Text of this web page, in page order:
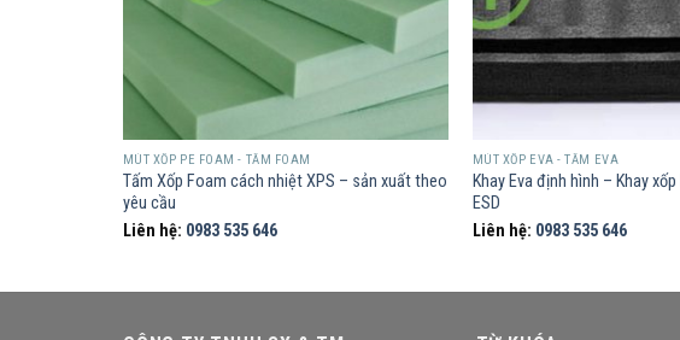
MÚT XỐP PE FOAM - TẤM FOAM
Tấm Xốp Foam cách nhiệt XPS – sản xuất theo
yêu cầu
Liên hệ: 0983 535 646
MÚT XỐP EVA - TẤM EVA
Khay Eva định hình – Khay
ESD
Liên hệ: 0983 535 646